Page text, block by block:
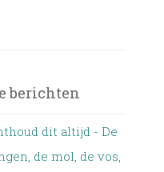
berichten
dit altijd - De
de mol, de vos,